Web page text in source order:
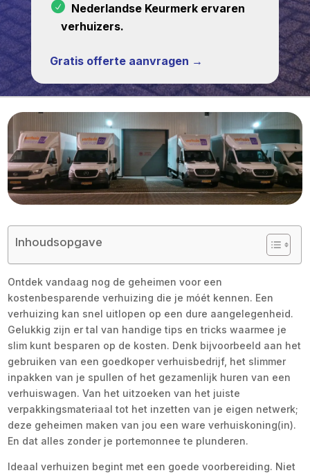
Nederlandse Keurmerk ervaren
verhuizers.
Gratis offerte aanvragen →
Inhoudsopgave
Ontdek vandaag nog de geheimen voor een
kostenbesparende verhuizing die je móét kennen. Een
verhuizing kan snel uitlopen op een dure aangelegenheid.
Gelukkig zijn er tal van handige tips en tricks waarmee je
slim kunt besparen op de kosten. Denk bijvoorbeeld aan het
gebruiken van een goedkoper verhuisbedrijf, het slimmer
inpakken van je spullen of het gezamenlijk huren van een
verhuiswagen. Van het uitzoeken van het juiste
verpakkingsmateriaal tot het inzetten van je eigen netwerk;
deze geheimen maken van jou een ware verhuiskoning(in).
En dat alles zonder je portemonnee te plunderen.
Ideaal verhuizen begint met een goede voorbereiding. Niet